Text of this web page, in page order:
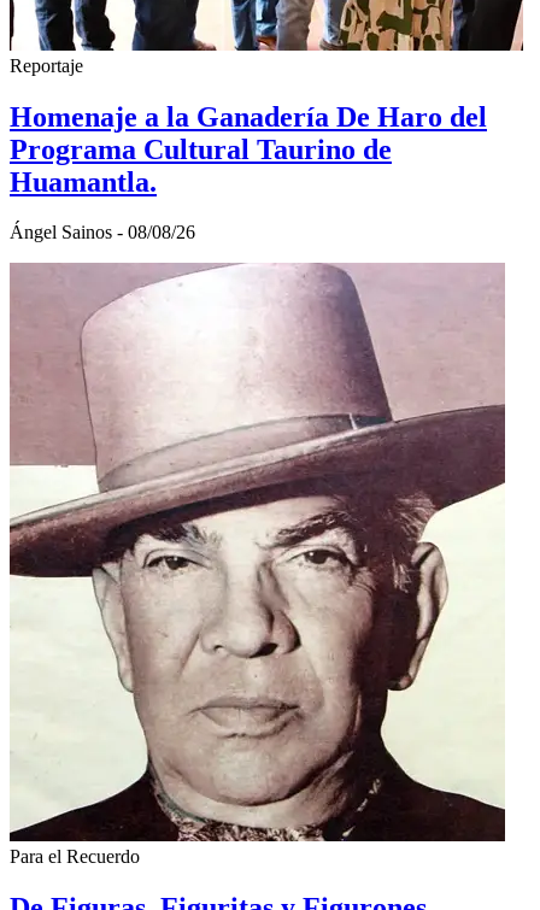
Reportaje
Homenaje a la Ganadería De Haro del
Programa Cultural Taurino de
Huamantla.
Ángel Sainos - 08/08/26
Para el Recuerdo